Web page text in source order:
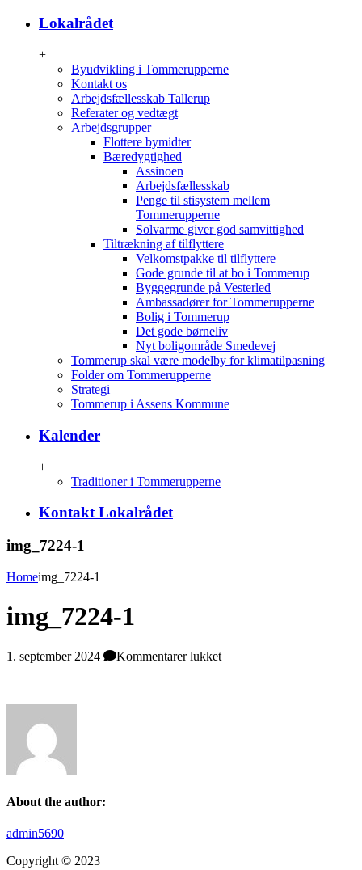
Lokalrådet
+
Byudvikling i Tommerupperne
Kontakt os
Arbejdsfællesskab Tallerup
Referater og vedtægt
Arbejdsgrupper
Flottere bymidter
Bæredygtighed
Assinoen
Arbejdsfællesskab
Penge til stisystem mellem
Tommerupperne
Solvarme giver god samvittighed
Tiltrækning af tilflyttere
Velkomstpakke til tilflyttere
Gode grunde til at bo i Tommerup
Byggegrunde på Vesterled
Ambassadører for Tommerupperne
Bolig i Tommerup
Det gode børneliv
Nyt boligområde Smedevej
Tommerup skal være modelby for klimatilpasning
Folder om Tommerupperne
Strategi
Tommerup i Assens Kommune
Kalender
+
Traditioner i Tommerupperne
Kontakt Lokalrådet
img_7224-1
Homeimg_7224-1
img_7224-1
1. september 2024 Kommentarer lukkettil
About the author:
admin5690
Copyright © 2023